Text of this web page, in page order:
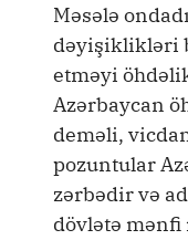
Məsələ
dəyişiklikləri
etməyi
Azərbaycan
deməli,
pozuntular
zərbədir və
dövlətə